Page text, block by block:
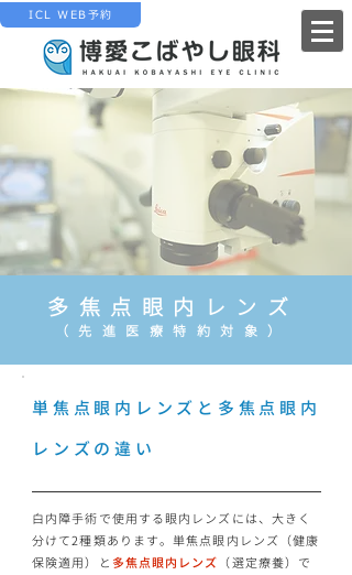
ICL WEB予約
多焦点眼内レンズ
（先進医療特約対象）
単焦点眼内レンズと多焦点眼内
レンズの違い
白内障手術で使用する眼内レンズには、大きく
分けて2種類あります。単焦点眼内レンズ（健康
保険適用）と 多焦点眼内レンズ （選定療養）で